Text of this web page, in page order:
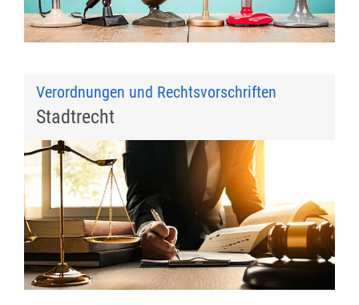
Verordnungen und Rechtsvorschriften
Stadtrecht